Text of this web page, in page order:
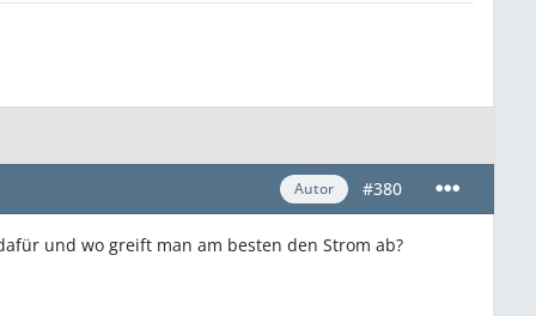
Autor #380
und wo greift man am besten den Strom ab?